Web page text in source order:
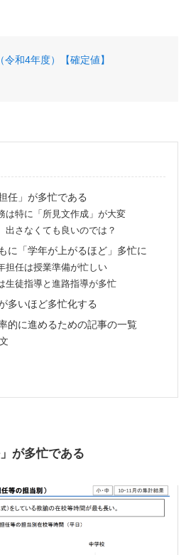
和4年度）【確定値】
任」が多忙である
は特に「所見文作成」が大変
出さなくても良いのでは？
に「学年が上がるほど」多忙に
担任は授業準備が忙しい
生徒指導と進路指導が多忙
多いほど多忙化する
的に進めるための記事の一覧
が多忙である